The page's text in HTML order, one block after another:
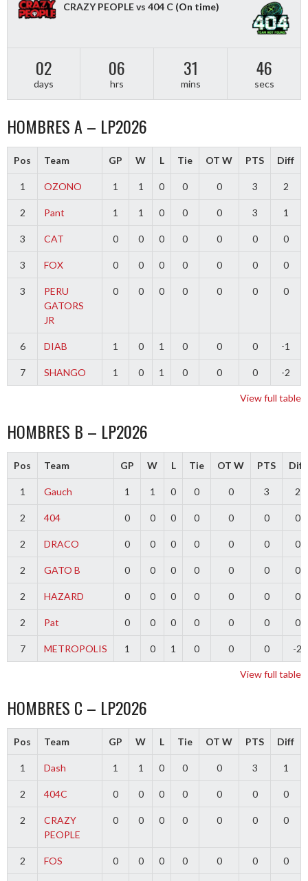
CRAZY PEOPLE vs 404 C (On time)
02
days
06
hrs
31
mins
45
secs
HOMBRES A – LP2026
Pos Team GP W L Tie OT W PTS Diff
1 OZONO 1 1 0 0 0 3 2
2 Pant 1 1 0 0 0 3 1
3 CAT 0 0 0 0 0 0 0
3 FOX 0 0 0 0 0 0 0
3
PERU
GATORS
JR
0 0 0 0 0 0 0
6 DIAB 1 0 1 0 0 0 -1
7 SHANGO 1 0 1 0 0 0 -2
View full table
HOMBRES B – LP2026
Pos Team GP W L Tie OT W PTS Diff
1 Gauch 1 1 0 0 0 3 2
2 404 0 0 0 0 0 0 0
2 DRACO 0 0 0 0 0 0 0
2 GATO B 0 0 0 0 0 0 0
2 HAZARD 0 0 0 0 0 0 0
2 Pat 0 0 0 0 0 0 0
7 METROPOLIS 1 0 1 0 0 0 -2
View full table
HOMBRES C – LP2026
Pos Team GP W L Tie OT W PTS Diff
1 Dash 1 1 0 0 0 3 1
2 404C 0 0 0 0 0 0 0
2
CRAZY
PEOPLE
0 0 0 0 0 0 0
2 FOS 0 0 0 0 0 0 0